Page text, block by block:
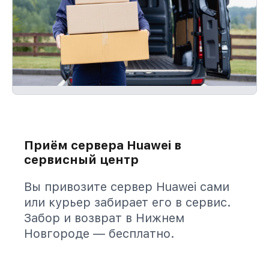
Приём сервера Huawei в
сервисный центр
Вы привозите сервер Huawei сами
или курьер забирает его в сервис.
Забор и возврат в Нижнем
Новгороде — бесплатно.